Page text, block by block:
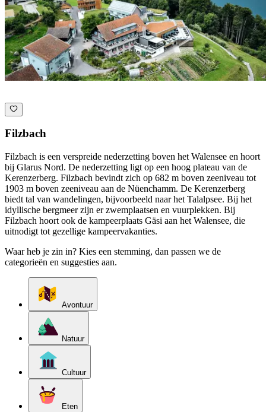
Filzbach
Filzbach is een verspreide nederzetting boven het Walensee en hoort
bij Glarus Nord. De nederzetting ligt op een hoog plateau van de
Kerenzerberg. Filzbach bevindt zich op 682 m boven zeeniveau tot
1903 m boven zeeniveau aan de Nüenchamm. De Kerenzerberg
biedt tal van wandelingen, bijvoorbeeld naar het Talalpsee. Bij het
idyllische bergmeer zijn er zwemplaatsen en vuurplekken. Bij
Filzbach hoort ook de kampeerplaats Gäsi aan het Walensee, die
uitnodigt tot gezellige kampeervakanties.
Waar heb je zin in? Kies een stemming, dan passen we de
categorieën en suggesties aan.
Avontuur
Natuur
Cultuur
Eten